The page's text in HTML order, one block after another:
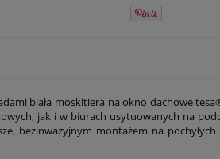
biała moskitiera na okno dachowe
jak i w biurach usytuowanych na
bezinwazyjnym montażem na